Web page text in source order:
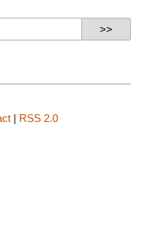
| RSS 2.0